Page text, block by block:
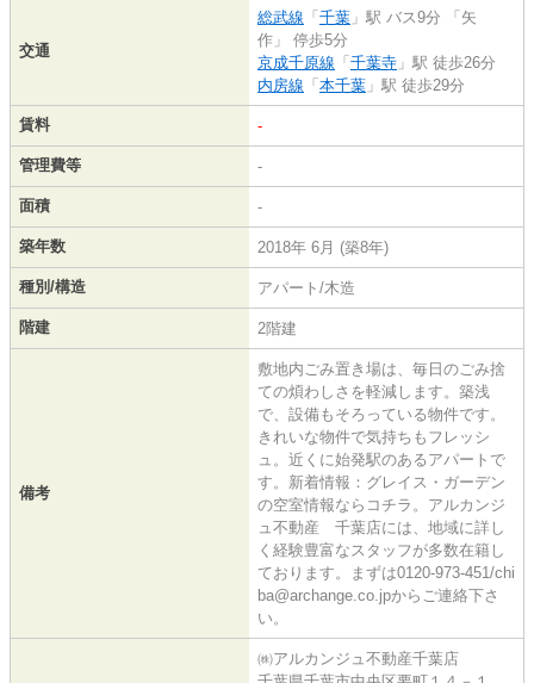
交通
総武線 「 千葉 」駅 バス9分 「矢
作」 停歩5分
京成千原線 「 千葉寺 」駅 徒歩26分
内房線 「 本千葉 」駅 徒歩29分
賃料 -
管理費等 -
面積 -
築年数 2018年 6月 (築8年)
種別/構造 アパート/木造
階建 2階建
備考
敷地内ごみ置き場は、毎日のごみ捨
ての煩わしさを軽減します。築浅
で、設備もそろっている物件です。
きれいな物件で気持ちもフレッシ
ュ。近くに始発駅のあるアパートで
す。新着情報：グレイス・ガーデン
の空室情報ならコチラ。アルカンジ
ュ不動産 千葉店には、地域に詳し
く経験豊富なスタッフが多数在籍し
ております。まずは0120-973-451/chi
ba@archange.co.jpからご連絡下さ
い。
㈱アルカンジュ不動産千葉店